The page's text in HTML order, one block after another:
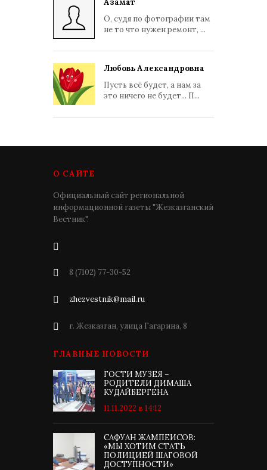
Азамат
О, судя по фотографии там
не то что нужен ремонт, ...
Любовь Александровна
Пусть всё будет, а нам за
это ничего не будет... П...
О САЙТЕ
Официальный сайт региональной
информационной газеты "Жезказганский
Вестник".
8 (7102) 77-30-52
zhezvestnik@mail.ru
г. Жезказган, улица Гагарина, 8
ГЛАВНЫЕ НОВОСТИ
ГОСТИ МУЗЕЯ –
РОДИТЕЛИ ДИМАША
КУДАЙБЕРГЕНА
11.11.2022 в 14:12
САФУАН ЖАМПЕИСОВ:
«МЫ ХОТИМ СТАТЬ
ПОЛИЦИЕЙ ШАГОВОЙ
ДОСТУПНОСТИ»